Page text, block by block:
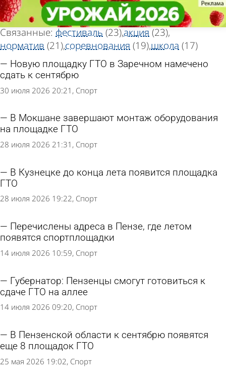
«ГТО»
Тег новостей
Всего найдено 187 новостей
Связанные: фестиваль (23)акция (23)
норматив (21)соревнования (19)школа (17)
Новую площадку ГТО в Заречном намечено
сдать к сентябрю
30 июля 2026 20:21 Спорт
В Мокшане завершают монтаж оборудования
на площадке ГТО
28 июля 2026 21:31 Спорт
В Кузнецке до конца лета появится площадка
ГТО
28 июля 2026 19:22 Спорт
Перечислены адреса в Пензе, где летом
появятся спортплощадки
14 июля 2026 10:59 Спорт
Губернатор: Пензенцы смогут готовиться к
сдаче ГТО на аллее
14 июля 2026 09:20 Спорт
В Пензенской области к сентябрю появятся
еще 8 площадок ГТО
25 мая 2026 19:02 Спорт
«ГТО»
Тег новостей